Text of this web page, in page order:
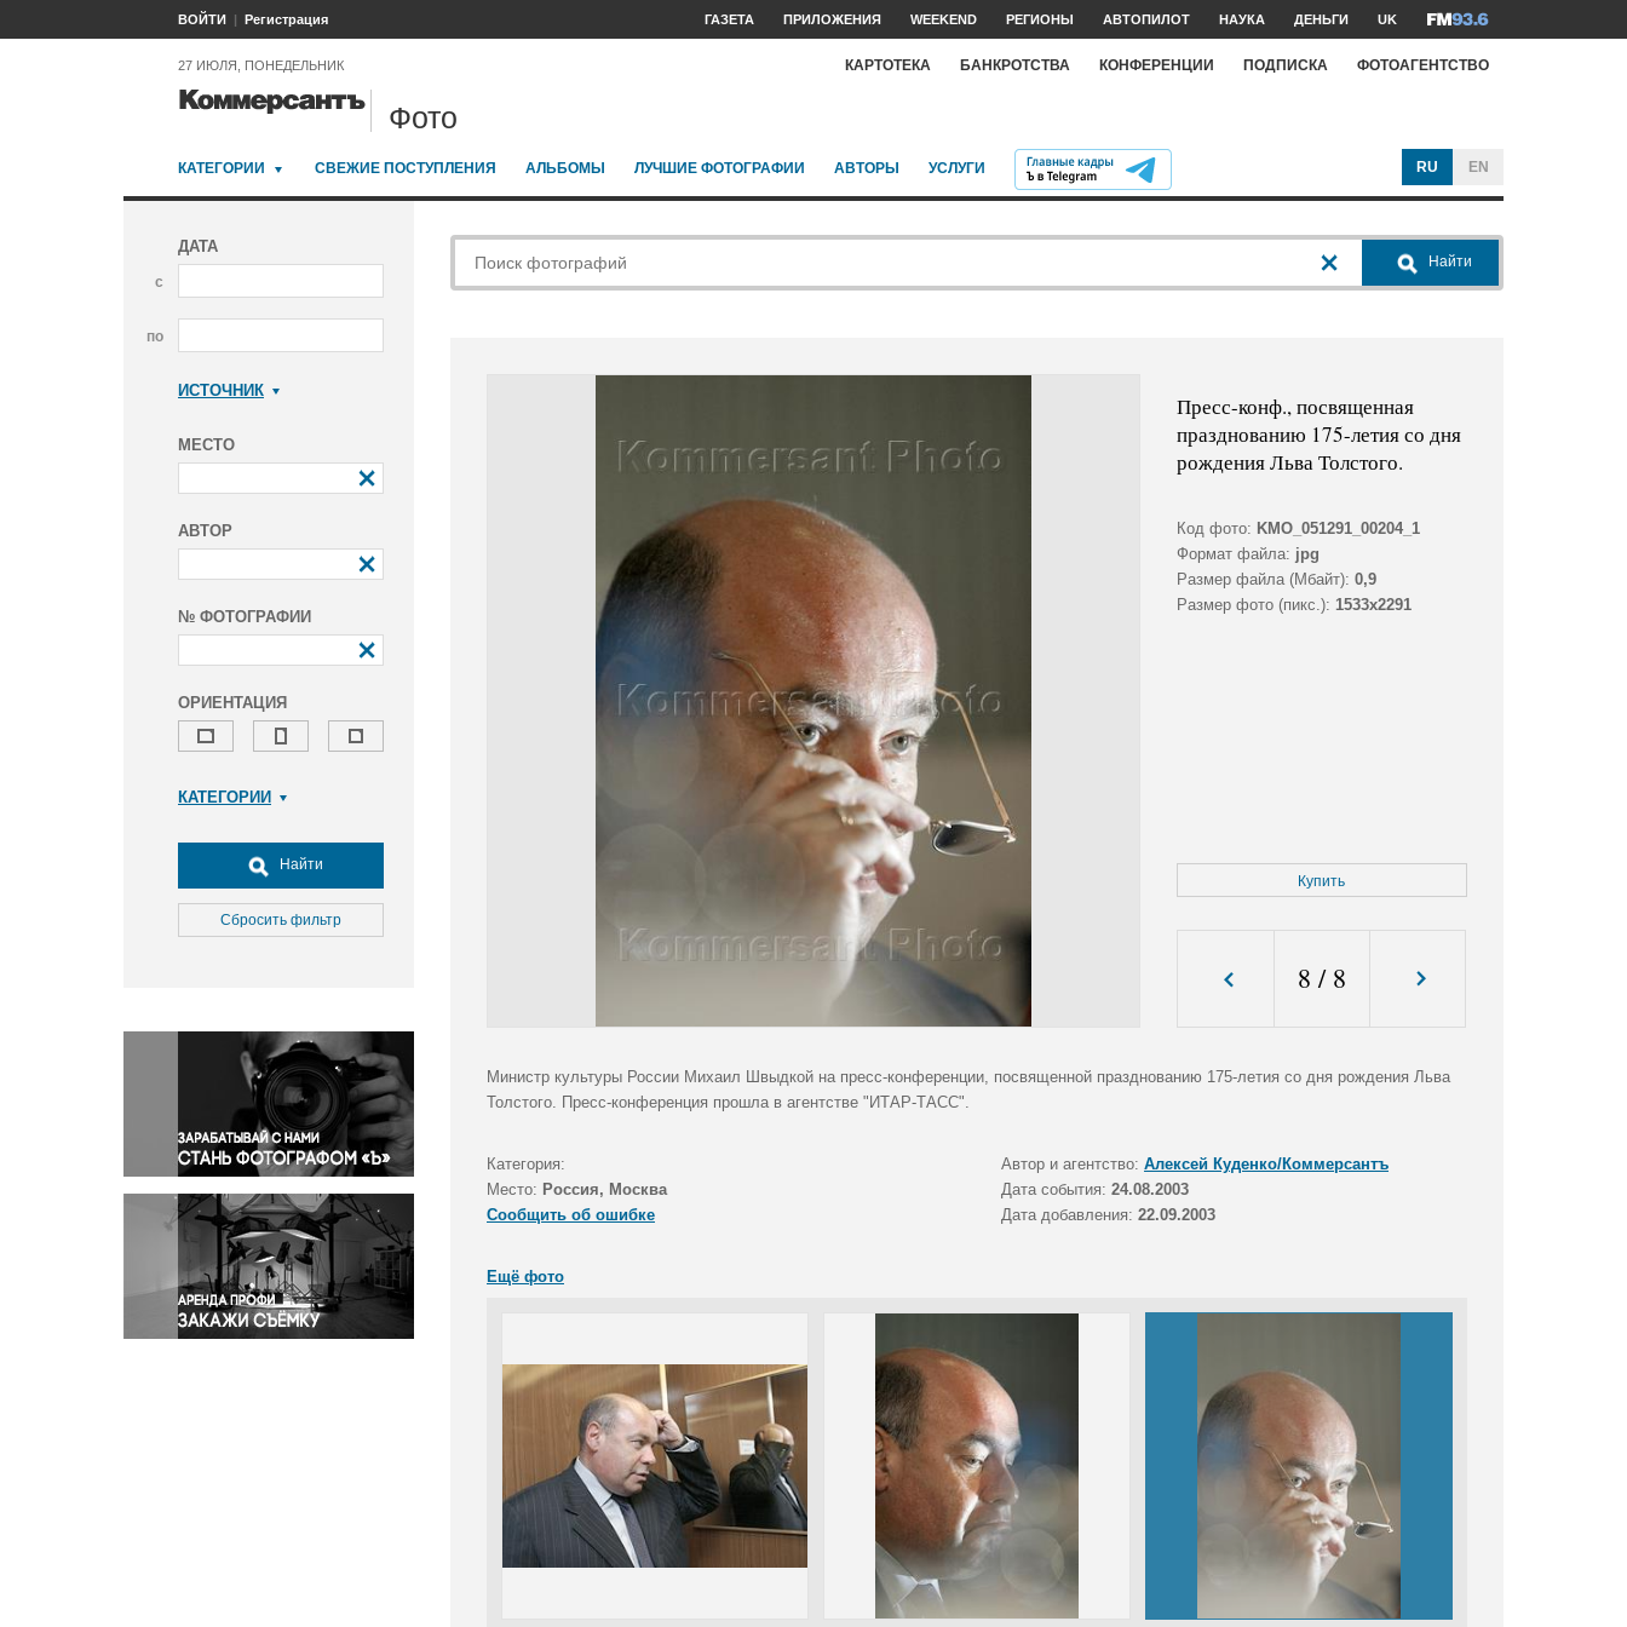
ВОЙТИ Регистрация ГАЗЕТА ПРИЛОЖЕНИЯ WEEKEND РЕГИОНЫ АВТОПИЛОТ НАУКА ДЕНЬГИ UK
27 ИЮЛЯ, ПОНЕДЕЛЬНИК КАРТОТЕКА БАНКРОТСТВА КОНФЕРЕНЦИИ ПОДПИСКА ФОТОАГЕНТСТВО
Фото
КАТЕГОРИИ СВЕЖИЕ ПОСТУПЛЕНИЯ АЛЬБОМЫ ЛУЧШИЕ ФОТОГРАФИИ АВТОРЫ УСЛУГИ RU EN
ДАТА
с
по
ИСТОЧНИК
МЕСТО
АВТОР
№ ФОТОГРАФИИ
ОРИЕНТАЦИЯ
КАТЕГОРИИ
Досуг, туризм и отдых
Культура
Медицина
Окружающая среда
Политика
Правосудие
Происшествия и конфликты
Религия
Светская жизнь
Спорт
Экология
Экономика и бизнес
Найти
Сбросить фильтр
Найти
Пресс-конф., посвященная
празднованию 175-летия со дня
рождения Льва Толстого.
Код фото: KMO_051291_00204_1
Формат файла: jpg
Размер файла (Мбайт): 0,9
Размер фото (пикс.): 1533x2291
Купить
8 / 8
Министр культуры России Михаил Швыдкой на пресс-конференции, посвященной празднованию 175-летия со дня рождения Льва
Толстого. Пресс-конференция прошла в агентстве "ИТАР-ТАСС".
Категория: Автор и агентство: Алексей Куденко/Коммерсантъ
Место: Россия, Москва Дата события: 24.08.2003
Сообщить об ошибке
Дата добавления: 22.09.2003
Ещё фото